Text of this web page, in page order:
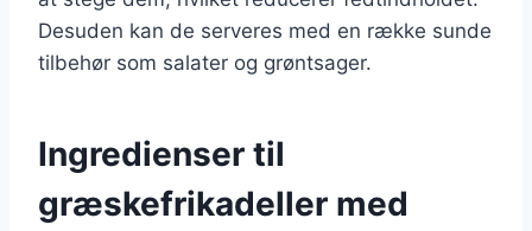
Desuden kan de serveres med en række sunde
tilbehør som salater og grøntsager.
Ingredienser til
græskefrikadeller med